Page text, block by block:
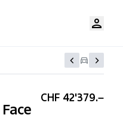
CHF 42'379.–